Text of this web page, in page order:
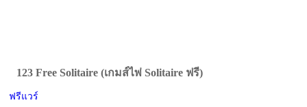
123 Free Solitaire (เกมส์ไพ่ Solitaire ฟรี)
ฟรีแวร์